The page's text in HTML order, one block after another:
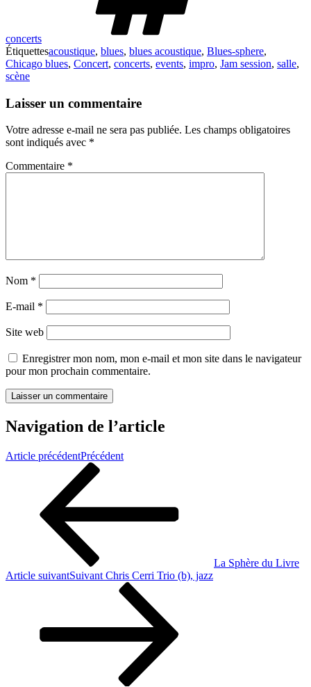
concerts
Étiquettesacoustique, blues, blues acoustique, Blues-sphere,
Chicago blues, Concert, concerts, events, impro, Jam session, salle,
scène
Laisser un commentaire
Votre adresse e-mail ne sera pas publiée. Les champs obligatoires
sont indiqués avec *
Commentaire *
Nom *
E-mail *
Site web
Enregistrer mon nom, mon e-mail et mon site dans le navigateur
pour mon prochain commentaire.
Navigation de l’article
Article précédentPrécédent
La Sphère du Livre
Article suivantSuivant Chris Cerri Trio (b), jazz